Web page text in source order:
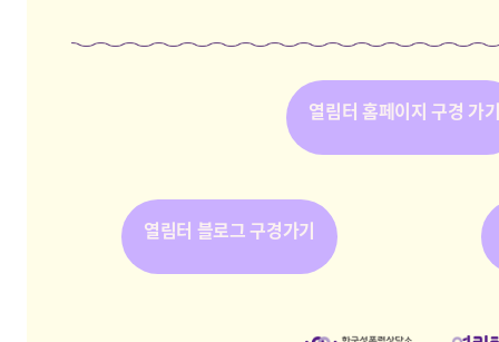
열림터 홈페이지 구경 가
열림터 블로그 구경가기